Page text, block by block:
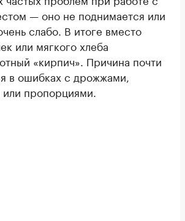
— оно не поднимается или
слабо. В итоге вместо
или мягкого хлеба
«кирпич». Причина почти
в ошибках с дрожжами,
пропорциями.